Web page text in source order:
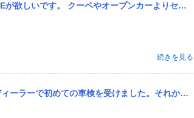
が安いでしょうか？ W210 Cクラスあたりが底値でしょうか？ 最近のベンツは故障が...
続きを見る
来月法定点検（12か月点検）を受けようと思っています。 費用はどれくらいかかるのでしょ...